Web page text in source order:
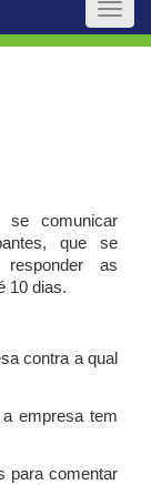
Toggle
se comunicar
que se
as
10 dias.
contra a qual
empresa tem
para comentar